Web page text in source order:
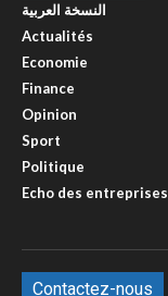
النسخة العربية
Actualités
Economie
Finance
Opinion
Sport
Politique
Echo des entreprises
Contactez-nous